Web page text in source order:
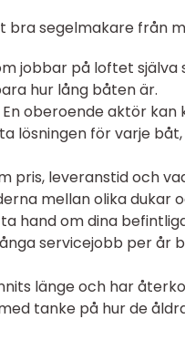
bra segelmakare från
jobbar på loftet
hur lång båten är.
oberoende aktör
för varje
pris, leveranstid och
mellan olika dukar
hand om dina
servicejobb per år
länge och har
tanke på hur de